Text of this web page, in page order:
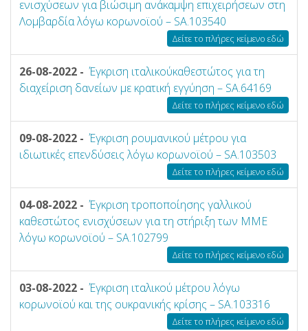
ενισχύσεων για βιώσιμη ανάκαμψη επιχειρήσεων στη
Λομβαρδία λόγω κορωνοϊού – SA.103540
Δείτε το πλήρες κείμενο εδώ
26-08-2022 - Έγκριση ιταλικούκαθεστώτος για τη
διαχείριση δανείων με κρατική εγγύηση – SA.64169
Δείτε το πλήρες κείμενο εδώ
09-08-2022 - Έγκριση ρουμανικού μέτρου για
ιδιωτικές επενδύσεις λόγω κορωνοϊού – SA.103503
Δείτε το πλήρες κείμενο εδώ
04-08-2022 - Έγκριση τροποποίησης γαλλικού
καθεστώτος ενισχύσεων για τη στήριξη των ΜΜΕ
λόγω κορωνοϊού – SA.102799
Δείτε το πλήρες κείμενο εδώ
03-08-2022 - Έγκριση ιταλικού μέτρου λόγω
κορωνοϊού και της ουκρανικής κρίσης – SA.103316
Δείτε το πλήρες κείμενο εδώ